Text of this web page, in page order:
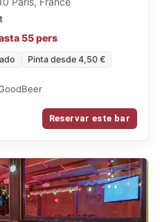
55 pers
Pinta desde 4,50 €
Reservar este bar